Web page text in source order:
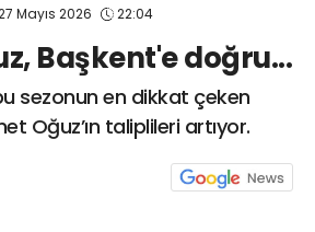
Mayıs 2026 22:04
Başkent'e doğru...
sezonun en dikkat çeken
Oğuz’ın taliplileri artıyor.
info@spor41.com